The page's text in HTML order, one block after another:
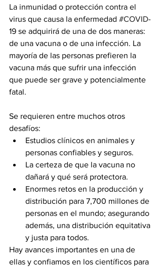
La inmunidad o protección contra el
virus que causa la enfermedad #COVID-
19 se adquirirá de una de dos maneras:
de una vacuna o de una infección. La
mayoría de las personas prefieren la
vacuna más que sufrir una infección
que puede ser grave y potencialmente
fatal.
Se requieren entre muchos otros
desafíos:
Estudios clínicos en animales y
personas confiables y seguros.
La certeza de que la vacuna no
dañará y qué será protectora.
Enormes retos en la producción y
distribución para 7,700 millones de
personas en el mundo; asegurando
además, una distribución equitativa
y justa para todos.
Hay avances importantes en una de
ellas y confiamos en los científicos para